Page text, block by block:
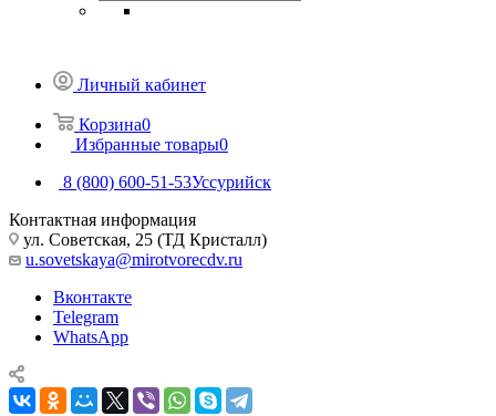
Личный кабинет
Корзина0
Избранные товары0
8 (800) 600-51-53Уссурийск
Контактная информация
ул. Советская, 25 (ТД Кристалл)
u.sovetskaya@mirotvorecdv.ru
Вконтакте
Telegram
WhatsApp